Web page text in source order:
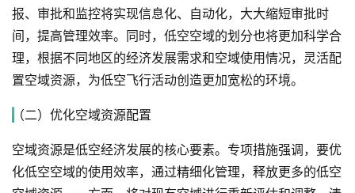
报、审批和监控将实现信息化、自动化，大大缩短审批时
间，提高管理效率。同时，低空空域的划分也将更加科学合
理，根据不同地区的经济发展需求和空域使用情况，灵活配
置空域资源，为低空飞行活动创造更加宽松的环境。
（二）优化空域资源配置
空域资源是低空经济发展的核心要素。专项措施强调，要优
化低空空域的使用效率，通过精细化管理，释放更多的低空